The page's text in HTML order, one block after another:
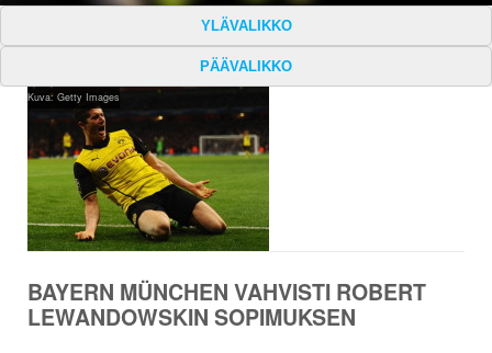
YLÄVALIKKO
PÄÄVALIKKO
Kuva: Getty Images
BAYERN MÜNCHEN VAHVISTI ROBERT
LEWANDOWSKIN SOPIMUKSEN